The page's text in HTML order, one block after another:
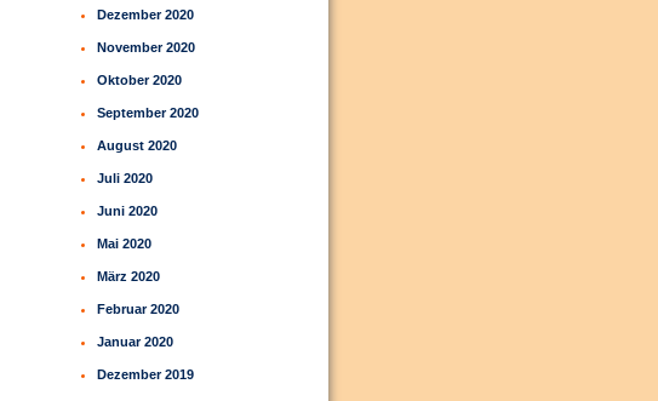
Dezember 2020
November 2020
Oktober 2020
September 2020
August 2020
Juli 2020
Juni 2020
Mai 2020
März 2020
Februar 2020
Januar 2020
Dezember 2019